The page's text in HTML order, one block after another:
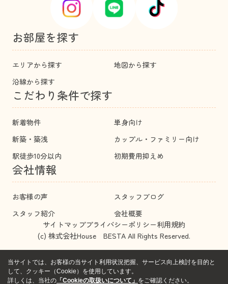
お部屋を探す
エリアから探す
地図から探す
沿線から探す
こだわり条件で探す
新着物件
単身向け
新築・築浅
カップル・ファミリー向け
駅徒歩10分以内
初期費用抑えめ
会社情報
お客様の声
スタッフブログ
スタッフ紹介
会社概要
サイトマッププライバシーポリシー利用規約
(c) 株式会社House BESTA All Rights Reserved.
当サイトでは、お客様の当サイト利用状況把握、サービス向上検討を目的と
して、クッキー（Cookie）を使用しています。
詳しくは、当社の 「Cookieの取扱いについて」 をご確認ください。